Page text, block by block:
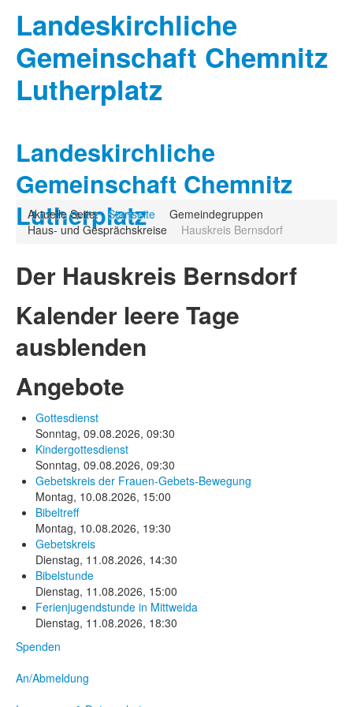
Landeskirchliche
Gemeinschaft Chemnitz
Lutherplatz
Landeskirchliche
Gemeinschaft Chemnitz
Lutherplatz
Aktuelle Seite: Startseite
Gemeindegruppen
Haus- und Gesprächskreise
Hauskreis Bernsdorf
Der Hauskreis Bernsdorf
Kalender leere Tage
ausblenden
Angebote
Gottesdienst
Sonntag, 09.08.2026, 09:30
Kindergottesdienst
Sonntag, 09.08.2026, 09:30
Gebetskreis der Frauen-Gebets-Bewegung
Montag, 10.08.2026, 15:00
Bibeltreff
Montag, 10.08.2026, 19:30
Gebetskreis
Dienstag, 11.08.2026, 14:30
Bibelstunde
Dienstag, 11.08.2026, 15:00
Ferienjugendstunde in Mittweida
Dienstag, 11.08.2026, 18:30
Spenden
An/Abmeldung